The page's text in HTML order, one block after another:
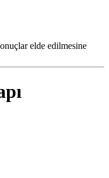
elde edilmesine